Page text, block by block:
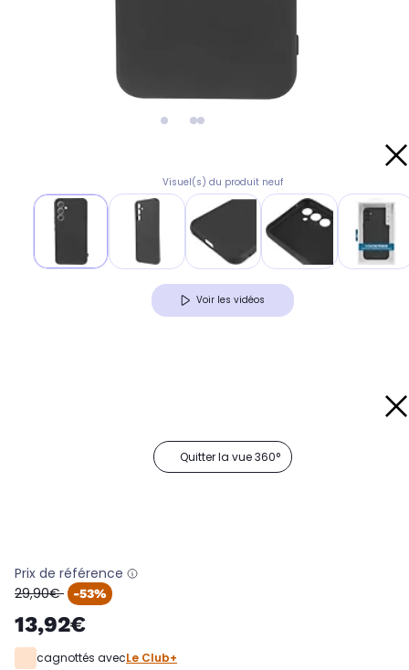
Visuel(s) du produit neuf
Voir les vidéos
Quitter la vue 360°
Prix de référence
oldPrice
29,90€ -53%
13,92€
cagnottés avecLe Club+